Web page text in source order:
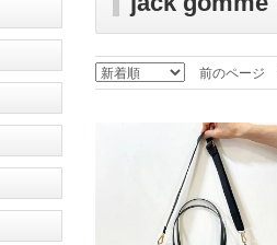
前のページ